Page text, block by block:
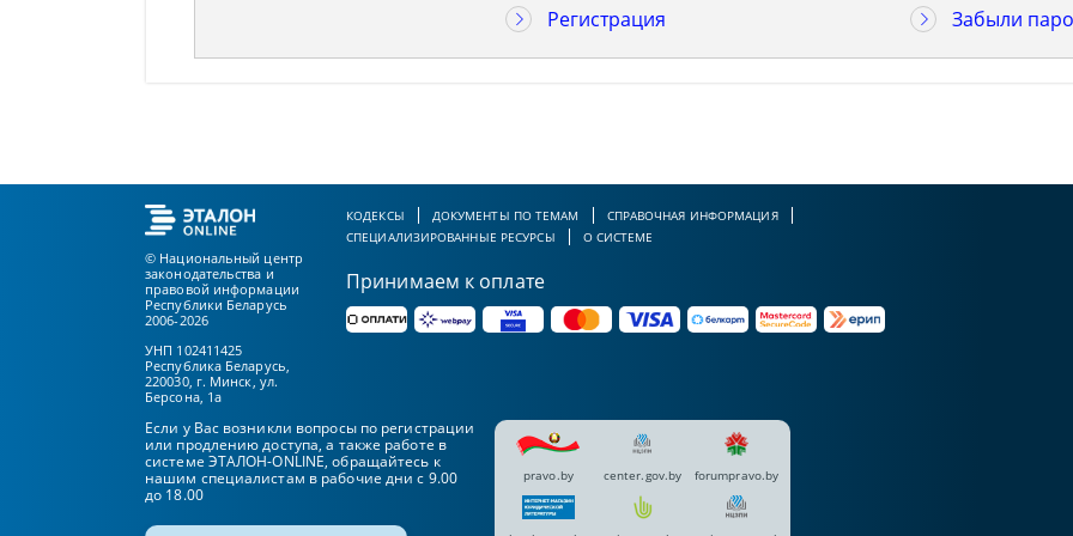
Регистрация Забыли
© Национальный центр
законодательства и
правовой информации
Республики Беларусь
2006-2026
УНП 102411425
Республика Беларусь,
220030, г. Минск, ул.
Берсона, 1а
КОДЕКСЫ ДОКУМЕНТЫ ПО ТЕМАМ
СПРАВОЧНАЯ ИНФОРМАЦИЯ
СПЕЦИАЛИЗИРОВАННЫЕ РЕСУРСЫ
О СИСТЕМЕ
Принимаем к оплате
Если у Вас возникли вопросы по регистрации
или продлению доступа, а также работе в
системе ЭТАЛОН-ONLINE, обращайтесь к
нашим специалистам в рабочие дни с 9.00
до 18.00
pravo.by center.gov.by forumpravo.by